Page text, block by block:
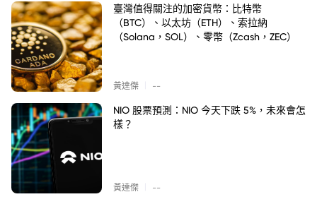
臺灣值得關注的加密貨幣：比特幣
（BTC）、以太坊（ETH）、索拉納
（Solana，SOL）、零幣（Zcash，ZEC）
黃達傑 --
NIO 股票預測：NIO 今天下跌 5%，未來會怎
樣？
黃達傑 --